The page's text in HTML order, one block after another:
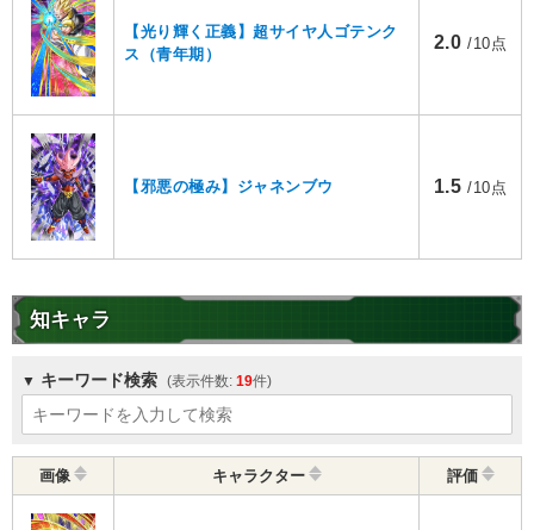
【光り輝く正義】超サイヤ人ゴテンク
ス（青年期）
2.0 /10点
【邪悪の極み】ジャネンブウ 1.5 /10点
知キャラ
キーワード検索 19
画像 キャラクター 評価